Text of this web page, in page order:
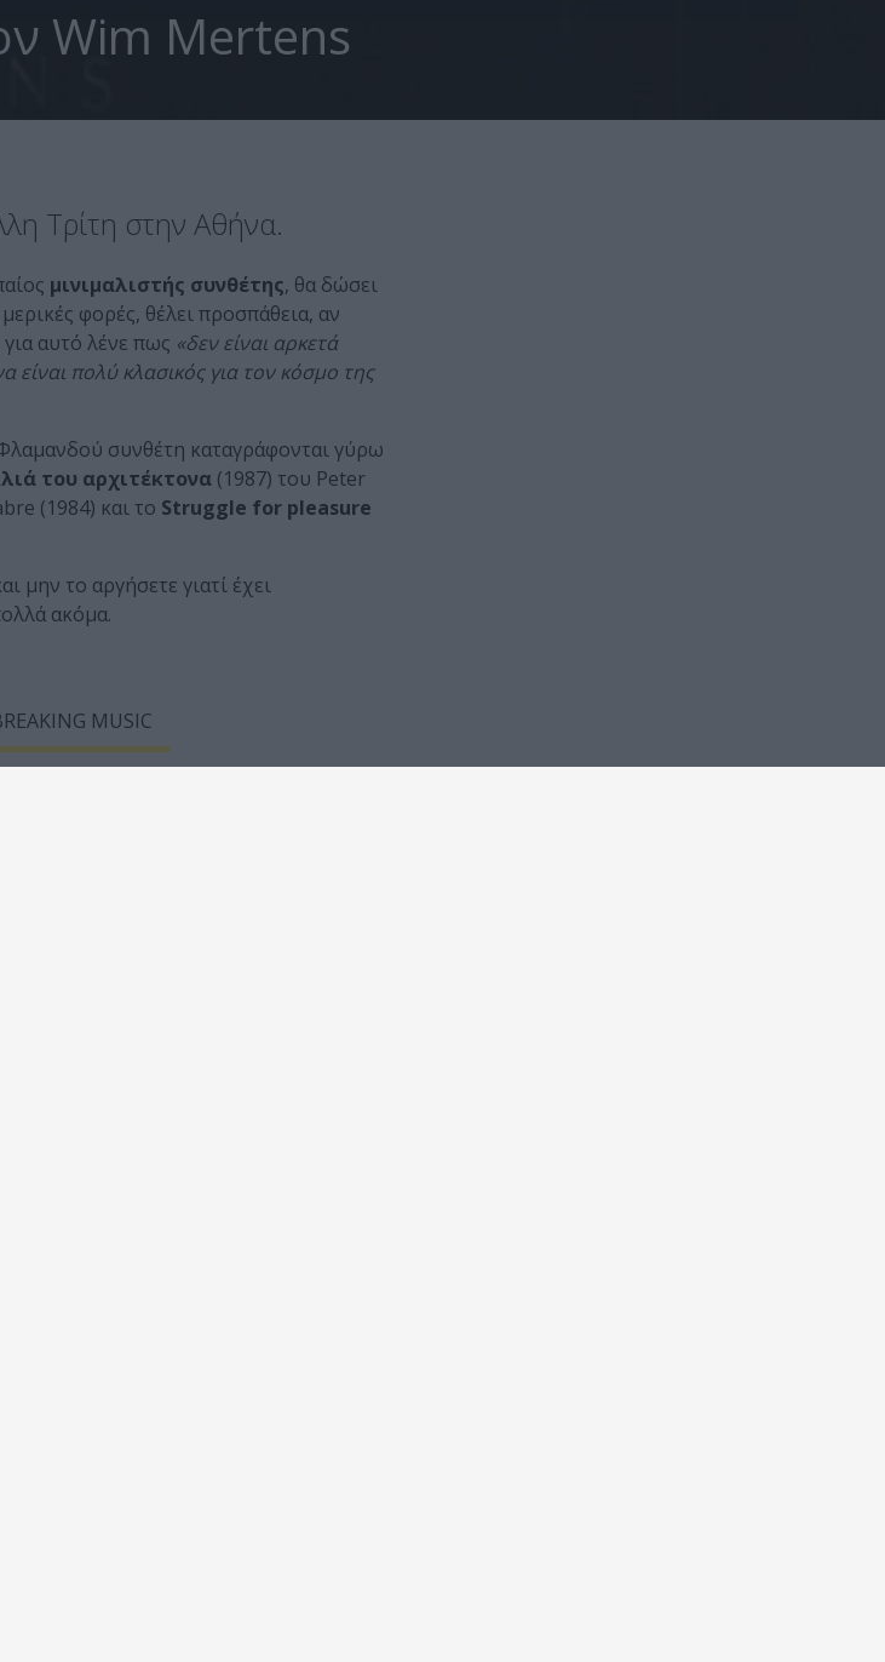
Wim Mertens
Τρίτη στην Αθήνα.
μινιμαλιστής συνθέτης, θα δώσει
φορές, θέλει προσπάθεια, αν
αυτό λένε πως «δεν είναι αρκετά
είναι πολύ κλασικός για τον κόσμο της
συνθέτη καταγράφονται γύρω
του αρχιτέκτονα (1987) του Peter
(1984) και το Struggle for pleasure
μην το αργήσετε γιατί έχει
ακόμα.
MUSIC